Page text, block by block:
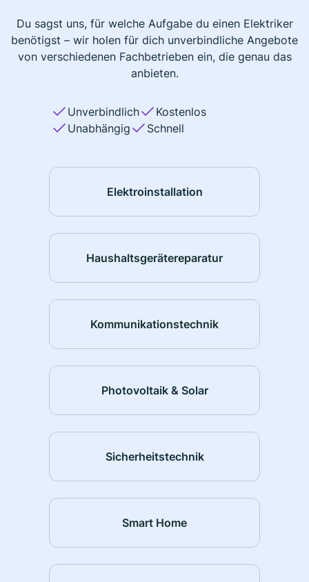
Du sagst uns, für welche Aufgabe du einen Elektriker
benötigst – wir holen für dich unverbindliche Angebote
von verschiedenen Fachbetrieben ein, die genau das
anbieten.
Unverbindlich
Kostenlos
Unabhängig
Schnell
Elektroinstallation
Haushaltsgerätereparatur
Kommunikationstechnik
Photovoltaik & Solar
Sicherheitstechnik
Smart Home